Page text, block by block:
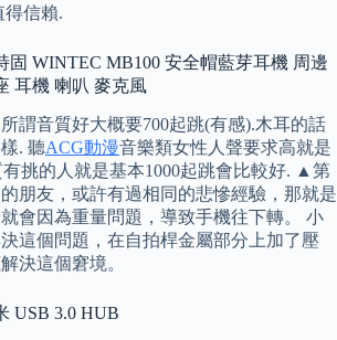
得信賴.
固 WINTEC MB100 安全帽藍芽耳機 周邊
耳機 喇叭 麥克風
謂音質好大概要700起跳(有感).木耳的話
. 聽ACG動漫音樂類女性人聲要求高就是
有挑的人就是基本1000起跳會比較好. ▲第
朋友，或許有過相同的悲慘經驗，那就是
會因為重量問題，導致手機往下轉。 小
這個問題，在自拍桿金屬部分上加了壓
決這個窘境。
USB 3.0 HUB